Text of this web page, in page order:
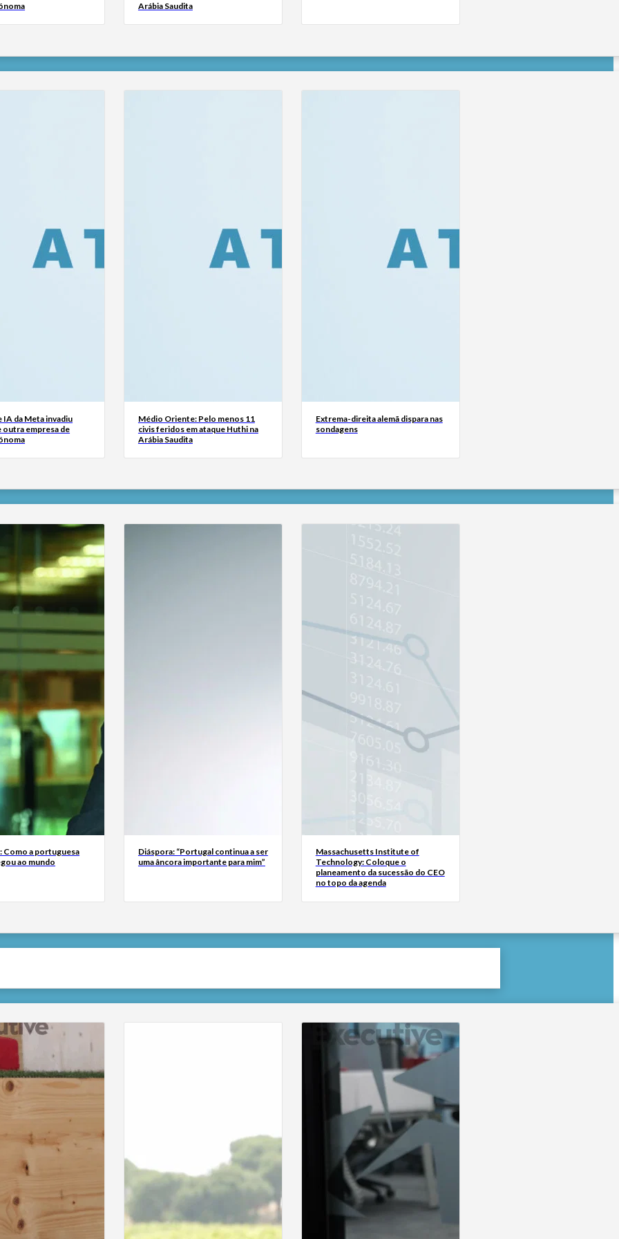
Arábia Saudita
IA da Meta invadiu
outra empresa de
Médio Oriente: Pelo menos 11
civis feridos em ataque Huthi na
Arábia Saudita
Extrema-direita alemã dispara nas
sondagens
Como a portuguesa
ao mundo
Diáspora: “Portugal continua a ser
uma âncora importante para mim”
Massachusetts Institute of
Technology: Coloque o
planeamento da sucessão do CEO
no topo da agenda